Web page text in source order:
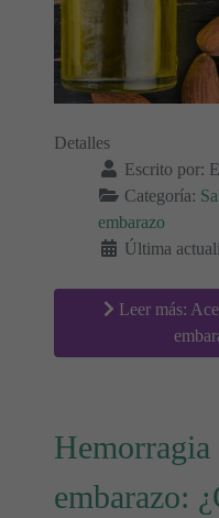
Detalles
Escrito por:
Categoría:
embarazo
Última
Leer más:
Hemorragia
embarazo: